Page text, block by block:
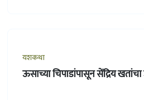
यशकथा
ऊसाच्या चिपाडांपासून सेंद्रिय खतांचा